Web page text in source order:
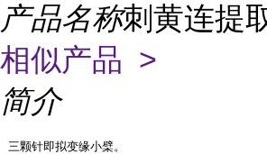
产品名称刺黄连提
相似产品 >
简介
三颗针即拟变缘小檗。